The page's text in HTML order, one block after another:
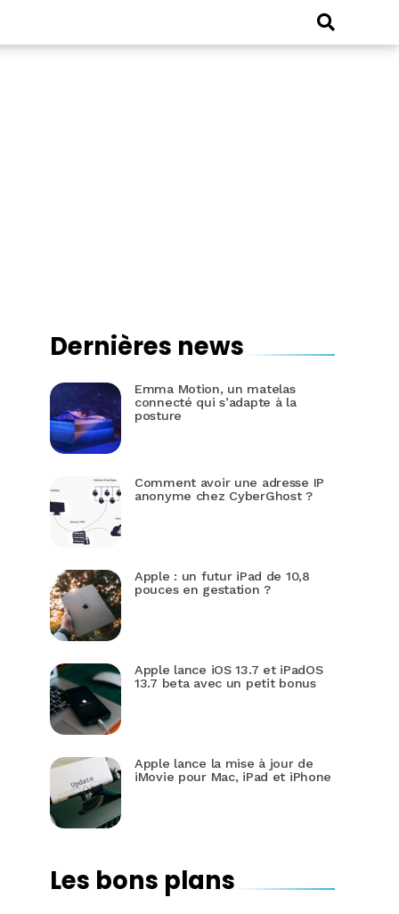
Dernières news
Emma Motion, un matelas
connecté qui s’adapte à la
posture
Comment avoir une adresse IP
anonyme chez CyberGhost ?
Apple : un futur iPad de 10,8
pouces en gestation ?
Apple lance iOS 13.7 et iPadOS
13.7 beta avec un petit bonus
Apple lance la mise à jour de
iMovie pour Mac, iPad et iPhone
Les bons plans